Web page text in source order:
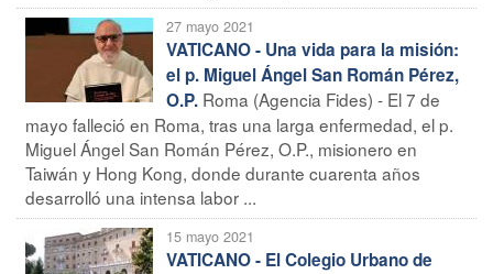
27 mayo 2021
VATICANO - Una vida para la misión:
el p. Miguel Ángel San Román Pérez,
O.P. Roma (Agencia Fides) - El 7 de
mayo falleció en Roma, tras una larga enfermedad, el p.
Miguel Ángel San Román Pérez, O.P., misionero en
Taiwán y Hong Kong, donde durante cuarenta años
desarrolló una intensa labor ...
15 mayo 2021
VATICANO - El Colegio Urbano de